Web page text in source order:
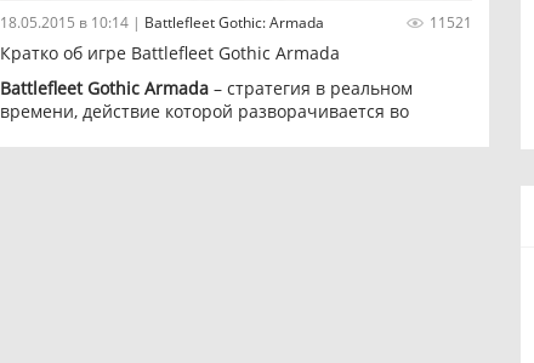
18.05.2015 в 10:14| Battlefleet Gothic: Armada 11521
Кратко об игре Battlefleet Gothic Armada
Battlefleet Gothic Armada– стратегия в реальном
времени, действие которой разворачивается во